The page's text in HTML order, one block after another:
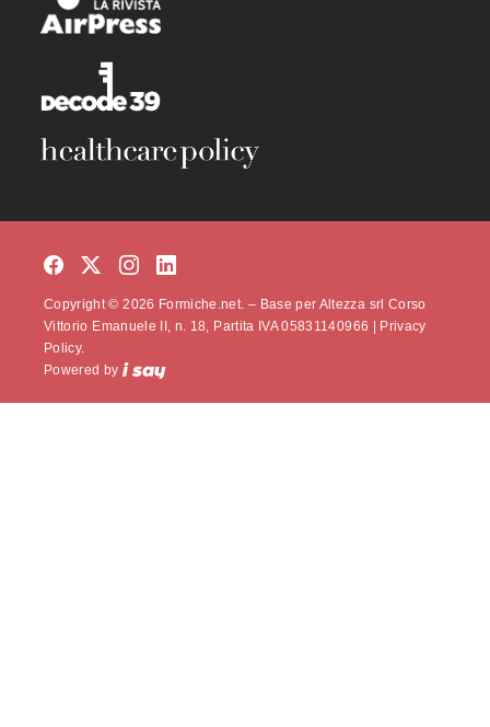
Copyright © 2026 Formiche.net. – Base per Altezza srl Corso
Vittorio Emanuele II, n. 18, Partita IVA 05831140966 |
Privacy
Policy.
Powered by